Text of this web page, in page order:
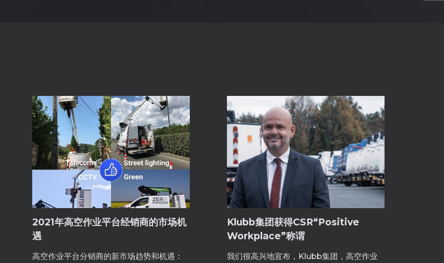
2021年高空作业平台经销商的市场机
遇
高空作业平台分销商的新市场趋势和机遇：
Klubb集团获得CSR“Positive
Workplace”称谓
我们很高兴地宣布，Klubb集团，高空作业